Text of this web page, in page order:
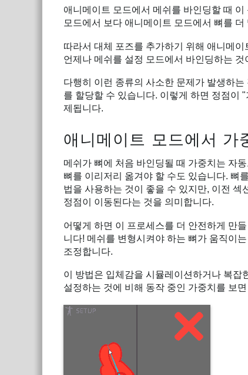
애니메이트 모드에서 메쉬를 바인딩할 때
모드에서 보다 애니메이트 모드에서 뼈를
따라서 대체 포즈를 추가하기 위해 애니메
언제나 메쉬를 설정 모드에서 바인딩하는 것
다행히 이런 종류의 사소한 문제가 발생하는
를 할당할 수 있습니다. 이렇게 하면 정점이
제됩니다.
애니메이트 모드에서 가
메쉬가 뼈에 처음 바인딩될 때 가중치는 자
뼈를 이리저리 옮겨야 할 수도 있습니다. 뼈
법을 사용하는 것이 좋을 수 있지만, 이전
정점이 이동된다는 것을 의미합니다.
어떻게 하면 이 프로세스를 더 안전하게 만
니다! 메쉬를 변형시켜야 하는 뼈가 움직이
조정합니다.
이 방법은 입체감을 시뮬레이션하거나 복잡
설정하는 것에 비해 동작 중인 가중치를 보